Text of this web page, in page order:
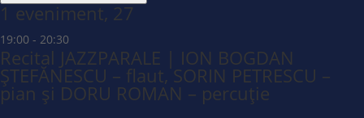
1 eveniment, 27
19:00 - 20:30
Recital JAZZPARALE | ION BOGDAN
ȘTEFĂNESCU – flaut, SORIN PETRESCU –
pian și DORU ROMAN – percuție